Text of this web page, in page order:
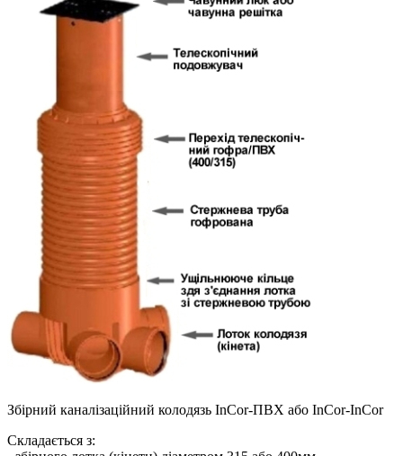
Збірний каналізаційний колодязь InCor-ПВХ або InCor-InCor
Складається з: